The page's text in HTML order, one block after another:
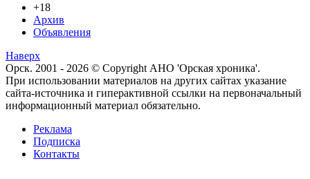
+18
Архив
Объявления
Наверх
Орск. 2001 - 2026 © Copyright АНО 'Орская хроника'.
При использовании материалов на других сайтах указание
сайта-источника и гиперактивной ссылки на первоначальный
информационный материал обязательно.
Реклама
Подписка
Контакты